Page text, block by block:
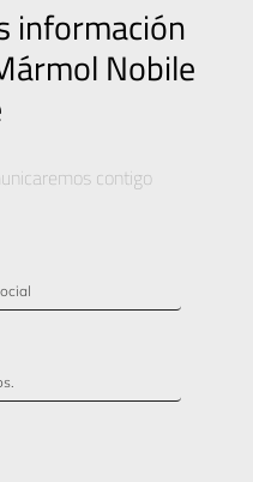
información
Nobile
contigo